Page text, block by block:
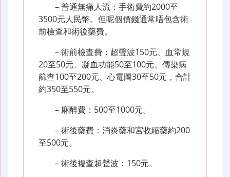
– 普通無痛人流：手術費約2000至
3500元人民幣。但呢個價錢通常唔包含術
前檢查和術後藥費。
– 術前檢查費：超聲波150元、血常規
20至50元、凝血功能50至100元、傳染病
篩查100至200元、心電圖30至50元，合計
約350至550元。
– 麻醉費：500至1000元。
– 術後藥費：消炎藥和宮收縮藥約200
至500元。
– 術後複查超聲波：150元。